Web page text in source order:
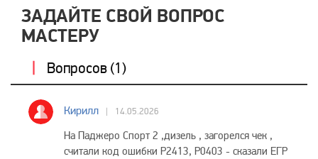
ЗАДАЙТЕ СВОЙ ВОПРОС
МАСТЕРУ
Вопросов (1)
Кирилл 14.05.2026
На Паджеро Спорт 2 ,дизель , загорелся чек ,
считали код ошибки P2413, P0403 - сказали ЕГР